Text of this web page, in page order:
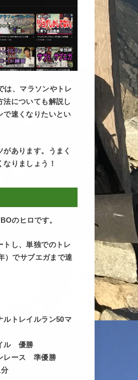
は、マラソンやトレ
法についても解説し
で速くなりたいとい
あります。うまく
なりましょう！
のヒロです。
トし、単独でのトレ
）でサブエガまで達
ルトレイルラン50マ
ル 優勝
レース 準優勝